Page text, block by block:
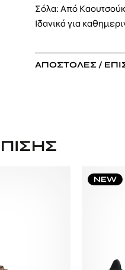
Σόλα: Από Καουτσούκ
Ιδανικά για
ΑΠΟΣΤΟΛΈΣ /
NEW